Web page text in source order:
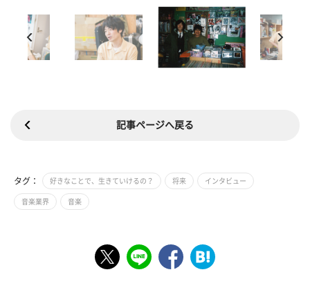
記事ページへ戻る
タグ： 好きなことで、生きていけるの？ 将来 インタビュー
音楽業界 音楽